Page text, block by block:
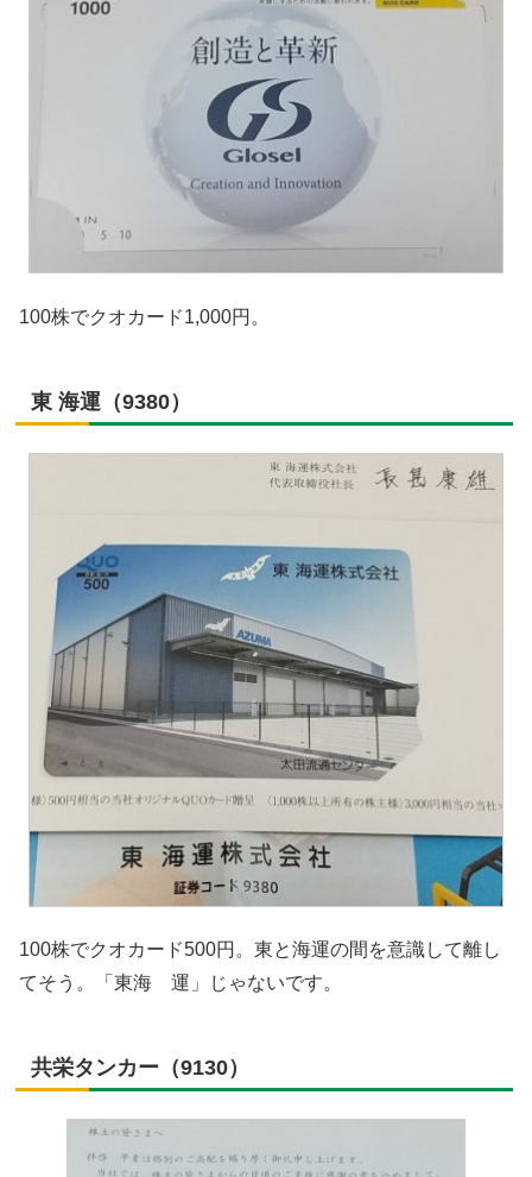
100株でクオカード1,000円。
東 海運（9380）
100株でクオカード500円。東と海運の間を意識して離し
てそう。「東海 運」じゃないです。
共栄タンカー（9130）